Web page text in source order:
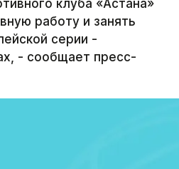
клуба «Астана»
работу и занять
серии -
- сообщает пресс-